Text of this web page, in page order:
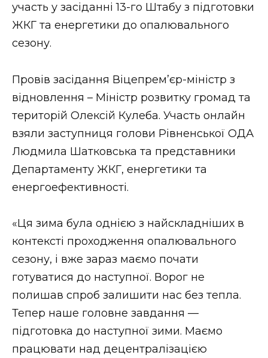
ЗАКАРПАТСЬКІ НОВИНИ
НОВИНИ ЗАХІДНОЇ УКРАЇНИ
ФОТО
ВІДЕО
участь у засіданні 13-го Штабу з підготовки
ЖКГ та енергетики до опалювального
сезону.
Провів засідання Віцепрем’єр-міністр з
відновлення – Міністр розвитку громад та
територій Олексій Кулеба. Участь онлайн
взяли заступниця голови Рівненської ОДА
Людмила Шатковська та представники
Департаменту ЖКГ, енергетики та
енергоефективності.
«Ця зима була однією з найскладніших в
контексті проходження опалювального
сезону, і вже зараз маємо почати
готуватися до наступної. Ворог не
полишав спроб залишити нас без тепла.
Тепер наше головне завдання —
підготовка до наступної зими. Маємо
працювати над децентралізацією